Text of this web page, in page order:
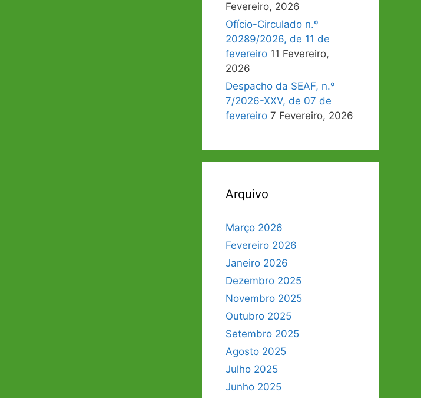
Fevereiro, 2026
Ofício-Circulado n.º
20289/2026, de 11 de
fevereiro 11 Fevereiro,
2026
Despacho da SEAF, n.º
7/2026-XXV, de 07 de
fevereiro 7 Fevereiro, 2026
Arquivo
Março 2026
Fevereiro 2026
Janeiro 2026
Dezembro 2025
Novembro 2025
Outubro 2025
Setembro 2025
Agosto 2025
Julho 2025
Junho 2025